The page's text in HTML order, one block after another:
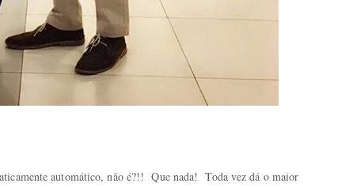
automático, não é?!! Que nada! Toda vez dá o maior